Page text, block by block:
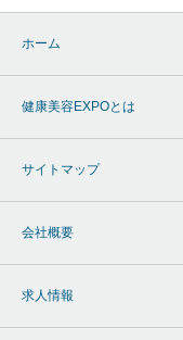
ホーム
健康美容EXPOとは
サイトマップ
会社概要
求人情報